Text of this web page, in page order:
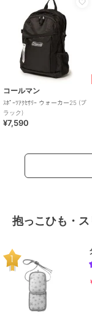
コールマン
ｽﾎﾟｰﾂｱｸｾｻﾘｰ ウォーカー25 (ブ
ラック)
¥7,590
抱っこひも・